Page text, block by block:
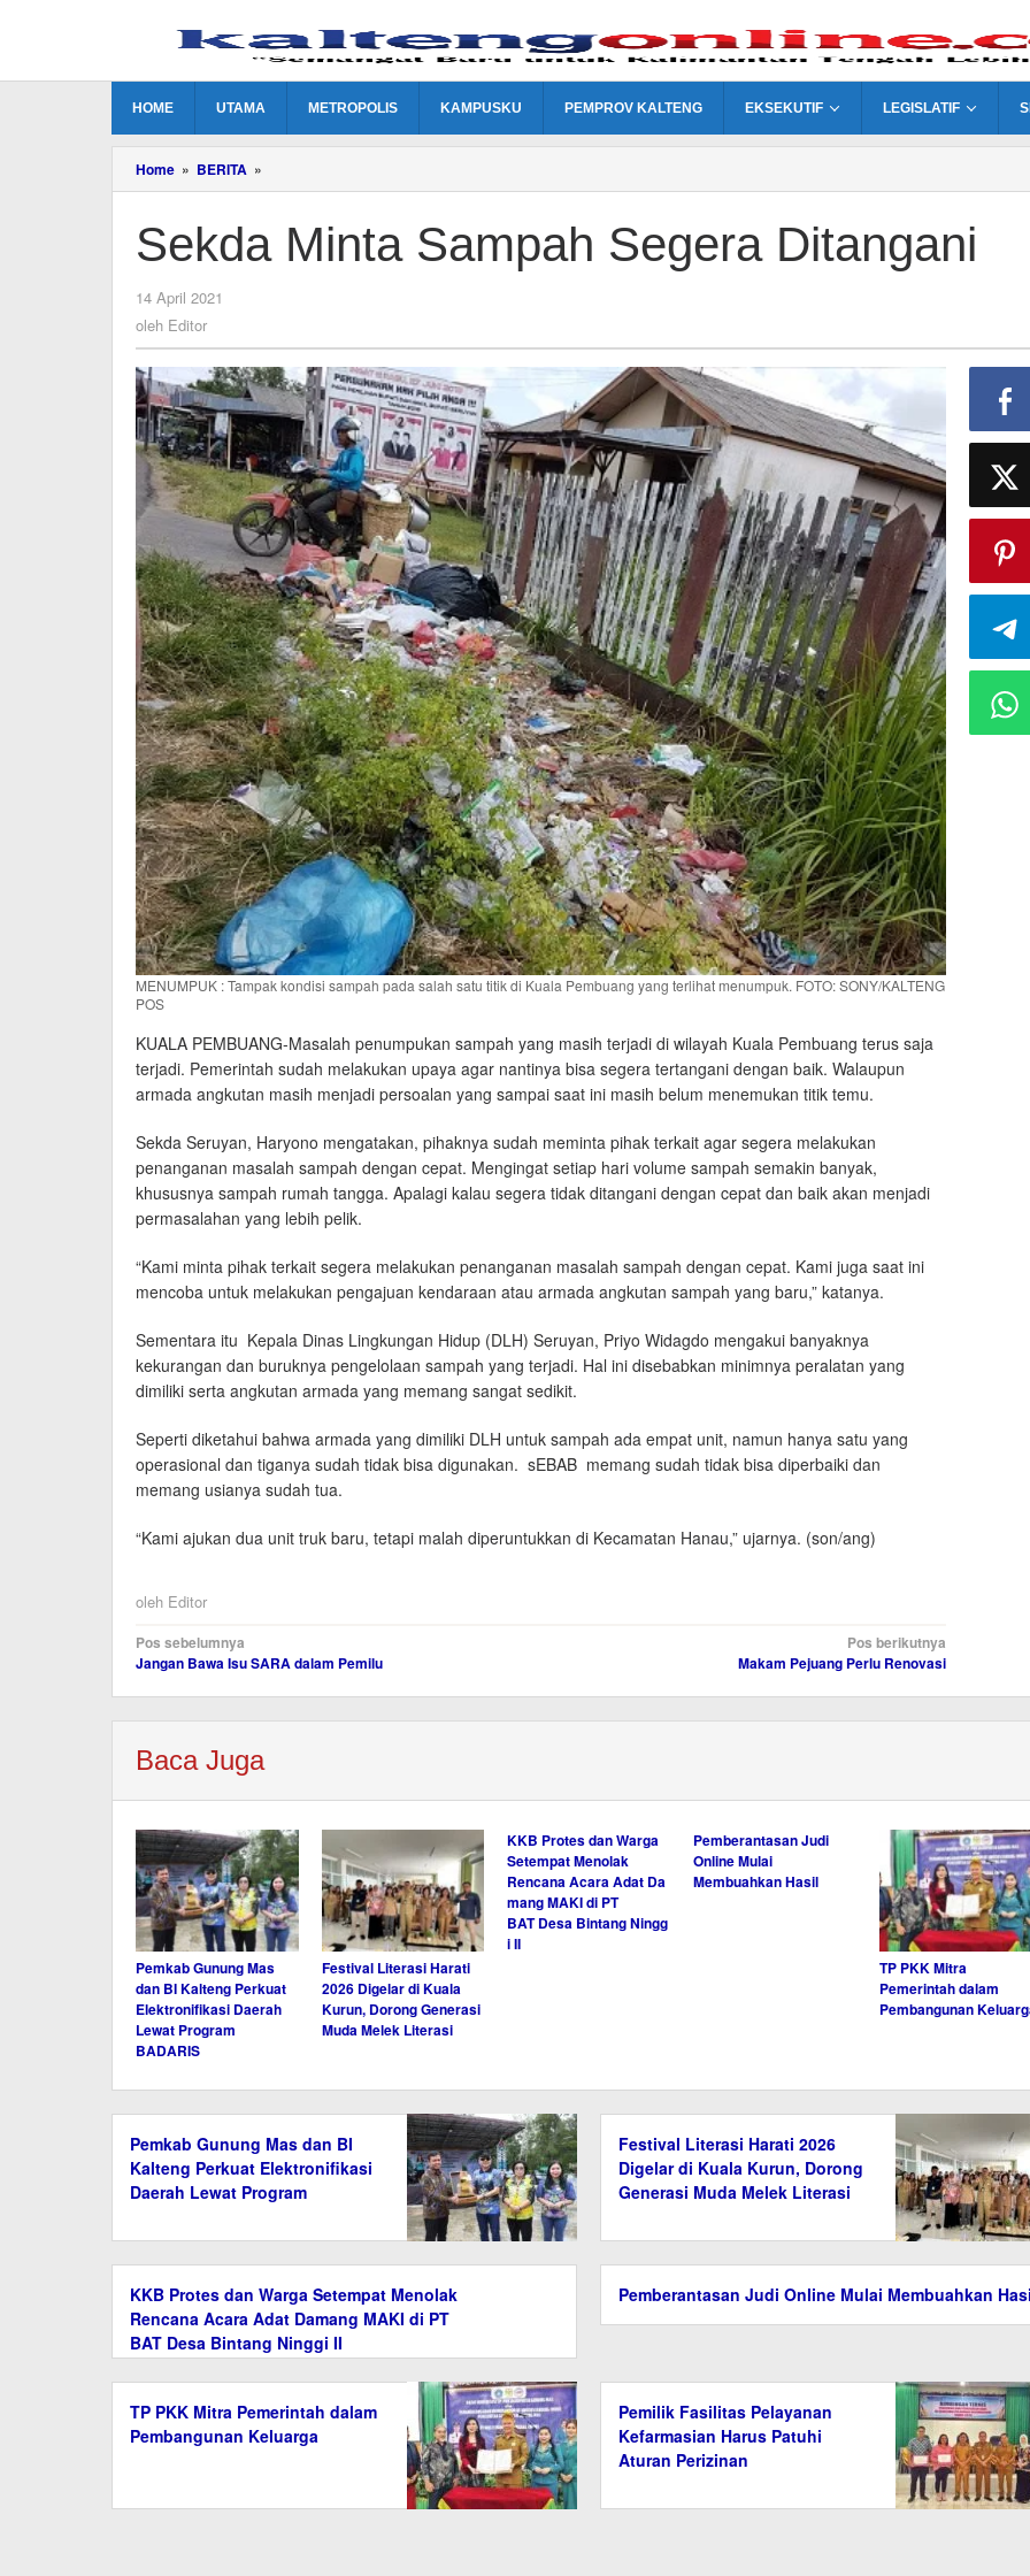
HOME UTAMA METROPOLIS KAMPUSKU PEMPROV KALTENG EKSEKUTIF LEGISLATIF
Home » BERITA »
Minta
Segera
Ditangani
Sekda Minta Sampah Segera Ditangani
14 April 2021
oleh Editor
MENUMPUK : Tampak kondisi sampah pada salah satu titik di Kuala Pembuang yang terlihat menumpuk. FOTO: SONY/KALTENG
POS
KUALA PEMBUANG-Masalah penumpukan sampah yang masih terjadi di wilayah Kuala Pembuang terus saja
terjadi. Pemerintah sudah melakukan upaya agar nantinya bisa segera tertangani dengan baik. Walaupun
armada angkutan masih menjadi persoalan yang sampai saat ini masih belum menemukan titik temu.
Sekda Seruyan, Haryono mengatakan, pihaknya sudah meminta pihak terkait agar segera melakukan
penanganan masalah sampah dengan cepat. Mengingat setiap hari volume sampah semakin banyak,
khususnya sampah rumah tangga. Apalagi kalau segera tidak ditangani dengan cepat dan baik akan menjadi
permasalahan yang lebih pelik.
“Kami minta pihak terkait segera melakukan penanganan masalah sampah dengan cepat. Kami juga saat ini
mencoba untuk melakukan pengajuan kendaraan atau armada angkutan sampah yang baru,” katanya.
Sementara itu Kepala Dinas Lingkungan Hidup (DLH) Seruyan, Priyo Widagdo mengakui banyaknya
kekurangan dan buruknya pengelolaan sampah yang terjadi. Hal ini disebabkan minimnya peralatan yang
dimiliki serta angkutan armada yang memang sangat sedikit.
Seperti diketahui bahwa armada yang dimiliki DLH untuk sampah ada empat unit, namun hanya satu yang
operasional dan tiganya sudah tidak bisa digunakan. sEBAB memang sudah tidak bisa diperbaiki dan
memang usianya sudah tua.
“Kami ajukan dua unit truk baru, tetapi malah diperuntukkan di Kecamatan Hanau,” ujarnya. (son/ang)
oleh Editor
Navigasi
pos
Pos sebelumnya
Jangan Bawa Isu SARA dalam Pemilu
Pos berikutnya
Makam Pejuang Perlu Renovasi
Baca Juga
Pemkab Gunung Mas
dan BI Kalteng Perkuat
Elektronifikasi Daerah
Lewat Program
BADARIS
Festival Literasi Harati
2026 Digelar di Kuala
Kurun, Dorong Generasi
Muda Melek Literasi
KKB Protes dan Warga
Setempat Menolak
Rencana Acara Adat Da
mang MAKI di PT
BAT Desa Bintang Ningg
i II
Pemberantasan Judi
Online Mulai
Membuahkan Hasil
TP PKK Mitra
Pemerintah dalam
Pembangunan
Pemkab Gunung Mas dan BI
Kalteng Perkuat Elektronifikasi
Daerah Lewat Program
Festival Literasi Harati 2026
Digelar di Kuala Kurun, Dorong
Generasi Muda Melek Literasi
KKB Protes dan Warga Setempat Menolak
Rencana Acara Adat Damang MAKI di PT
BAT Desa Bintang Ninggi II
Pemberantasan Judi Online Mulai Membuahkan
TP PKK Mitra Pemerintah dalam
Pembangunan Keluarga
Pemilik Fasilitas Pelayanan
Kefarmasian Harus Patuhi
Aturan Perizinan